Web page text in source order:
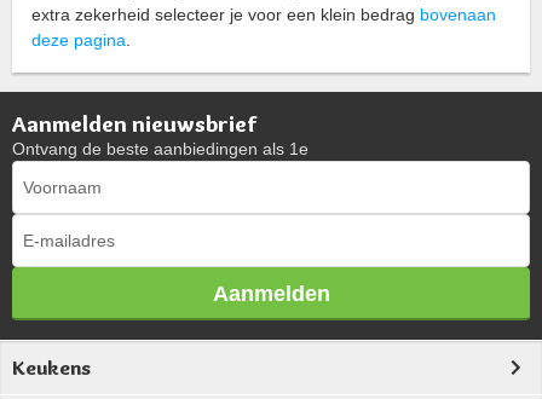
extra zekerheid selecteer je voor een klein bedrag bovenaan
deze pagina
Aanmelden nieuwsbrief
Ontvang de beste aanbiedingen als 1e
Aanmelden
Keukens